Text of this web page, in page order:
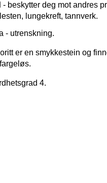
- beskytter deg mot andres
lungekreft, tannverk.
- utrenskning.
er en smykkestein og
fargeløs.
4.